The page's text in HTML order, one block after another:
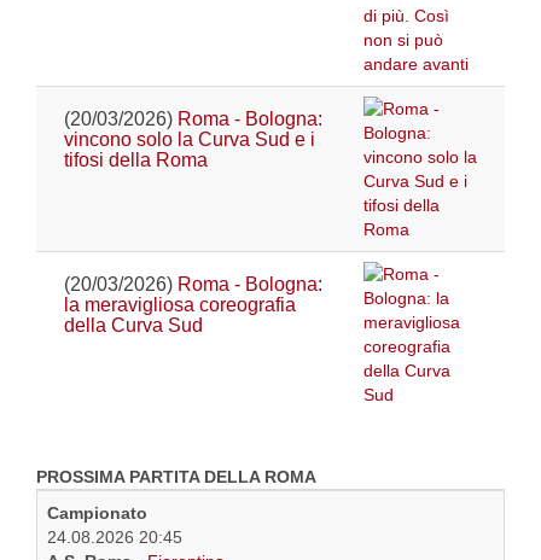
(20/03/2026) Roma - Bologna:
vincono solo la Curva Sud e i
tifosi della Roma
(20/03/2026) Roma - Bologna:
la meravigliosa coreografia
della Curva Sud
PROSSIMA PARTITA DELLA ROMA
Campionato
24.08.2026 20:45